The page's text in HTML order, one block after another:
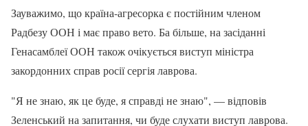
Зауважимо, що країна-агресорка є постійним членом
Радбезу ООН і має право вето. Ба більше, на засіданні
Генасамблеї ООН також очікується виступ міністра
закордонних справ росії сергія лаврова.
"Я не знаю, як це буде, я справді не знаю", — відповів
Зеленський на запитання, чи буде слухати виступ лаврова.